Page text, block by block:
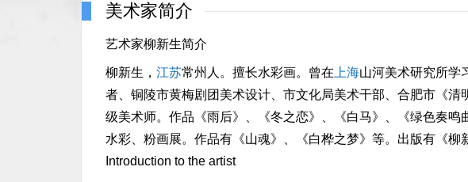
美术家简介
艺术家柳新生简介
柳新生， 江苏常州人。擅长水彩画。曾在 上海山河美术研究所学
者、铜陵市黄梅剧团美术设计、市文化局美术干部、合肥市《清
级美术师。作品《雨后》、《冬之恋》、《白马》、《绿色奏
水彩、粉画展。作品有《山魂》、《白桦之梦》等。出版有《柳
Introduction to the artist